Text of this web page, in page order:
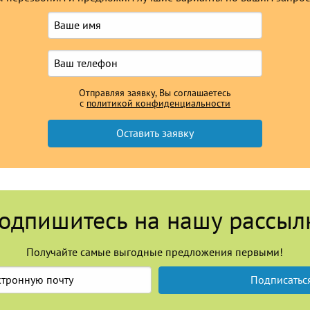
Отправляя заявку, Вы соглашаетесь
с политикой конфиденциальности
на нашу
Получайте самые выгодные предложения первыми!